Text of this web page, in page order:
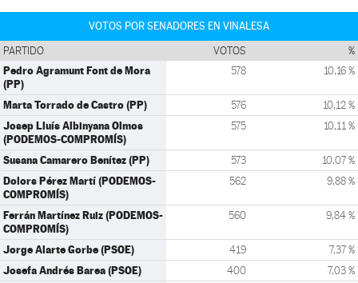
VOTOS POR SENADORES EN VINALESA
PARTIDO VOTOS %
Pedro Agramunt Font de Mora
(PP)
578 10,16 %
Marta Torrado de Castro (PP) 576 10,12 %
Josep Lluís Albinyana Olmos
(PODEMOS-COMPROMÍS)
575 10,11 %
Susana Camarero Benítez (PP) 573 10,07 %
Dolors Pérez Martí (PODEMOS-
COMPROMÍS)
562 9,88 %
Ferrán Martínez Ruiz (PODEMOS-
COMPROMÍS)
560 9,84 %
Jorge Alarte Gorbe (PSOE) 419 7,37 %
Josefa Andrés Barea (PSOE) 400 7,03 %